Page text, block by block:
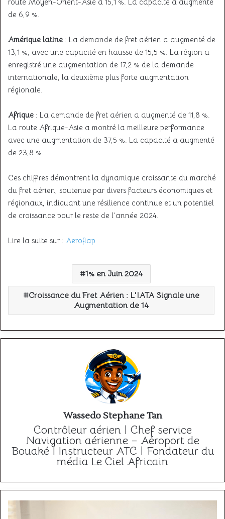
de 6,9 %.
Amérique latine : La demande de fret aérien a augmenté de
13,1 %, avec une capacité en hausse de 15,5 %. La région a
enregistré une augmentation de 17,2 % de la demande
internationale, la deuxième plus forte augmentation
régionale.
Afrique : La demande de fret aérien a augmenté de 11,8 %.
La route Afrique-Asie a montré la meilleure performance
avec une augmentation de 37,5 %. La capacité a augmenté
de 23,8 %.
Ces chiffres démontrent la dynamique croissante du marché
du fret aérien, soutenue par divers facteurs économiques et
régionaux, indiquant une résilience continue et un potentiel
de croissance pour le reste de l’année 2024.
Lire la suite sur : Aeroflap
1% en Juin 2024
Croissance du Fret Aérien : L'IATA Signale une
Augmentation de 14
Wassedo Stephane Tan
Contrôleur aérien | Chef service
Navigation aérienne – Aéroport de
Bouaké | Instructeur ATC | Fondateur du
média Le Ciel Africain
Rencontre
avec